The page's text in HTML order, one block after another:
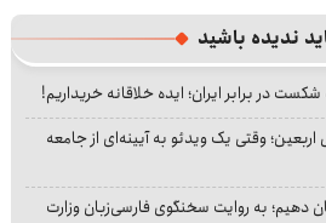
ندیده باشید
در برابر ایران؛ ایده خلاقانه خریداریم!
وقتی یک ویدئو به آیینه‌ای از جامعه
دهیم؛ به روایت سخنگوی فارسی‌زبان وزارت